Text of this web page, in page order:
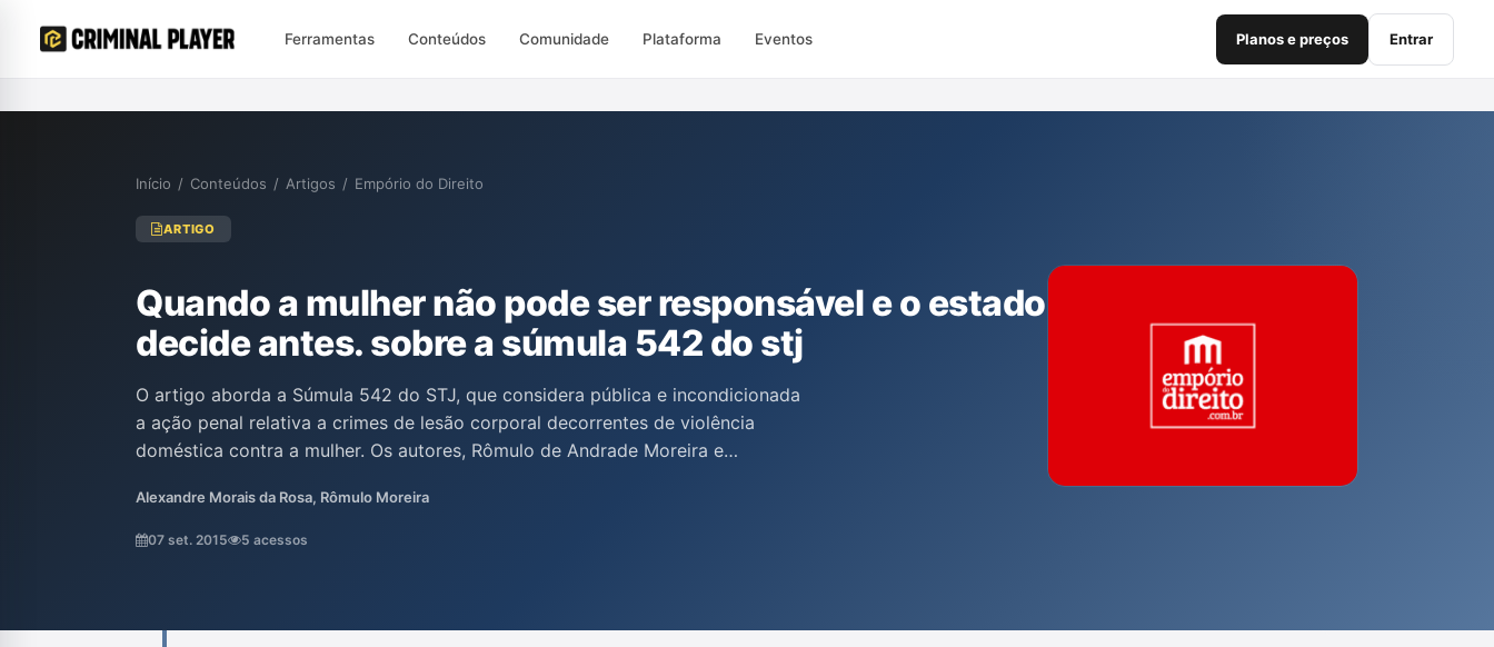
Ferramentas Conteúdos Comunidade Plataforma Eventos Planos e preços Entrar
Início / Conteúdos / Artigos / Empório do Direito
ARTIGO
Quando a mulher não pode ser responsável e o estado
decide antes. sobre a súmula 542 do stj
O artigo aborda a Súmula 542 do STJ, que considera pública e incondicionada
a ação penal relativa a crimes de lesão corporal decorrentes de violência
doméstica contra a mulher. Os autores, Rômulo de Andrade Moreira e
necessidade do empoderamento feminino e a aplicação do princípio da
proporcionalidade, além de criticar o punitivismo que desconsidera as
Alexandre Morais da Rosa, Rômulo Moreira
07 set. 2015 5 acessos